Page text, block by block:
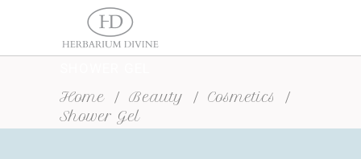
Home / Beauty / Cosmetics
/
Shower Gel